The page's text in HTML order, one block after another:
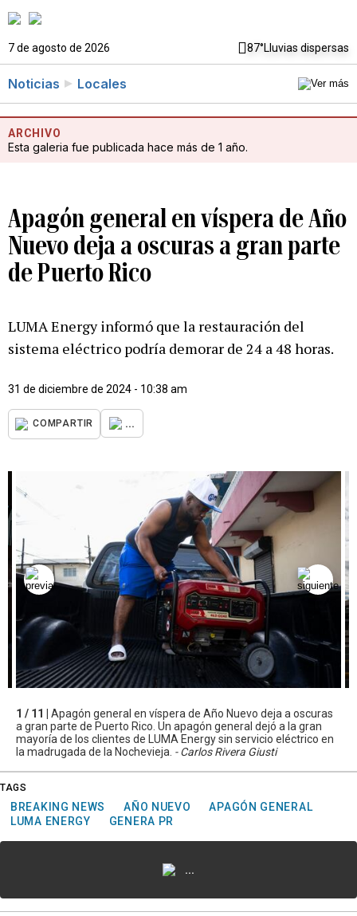
7 de agosto de 2026 87°Lluvias dispersas
Noticias Locales
ARCHIVO
Esta galeria fue publicada hace más de 1 año.
Apagón general en víspera de Año
Nuevo deja a oscuras a gran parte
de Puerto Rico
LUMA Energy informó que la restauración del
sistema eléctrico podría demorar de 24 a 48 horas.
31 de diciembre de 2024 - 10:38 am
COMPARTIR ...
1 / 11 | Apagón general en víspera de Año Nuevo deja a oscuras
a gran parte de Puerto Rico. Un apagón general dejó a la gran
mayoría de los clientes de LUMA Energy sin servicio eléctrico en
la madrugada de la Nochevieja. - Carlos Rivera Giusti
TAGS
BREAKING NEWS AÑO NUEVO
APAGÓN GENERAL
LUMA ENERGY
GENERA PR
...